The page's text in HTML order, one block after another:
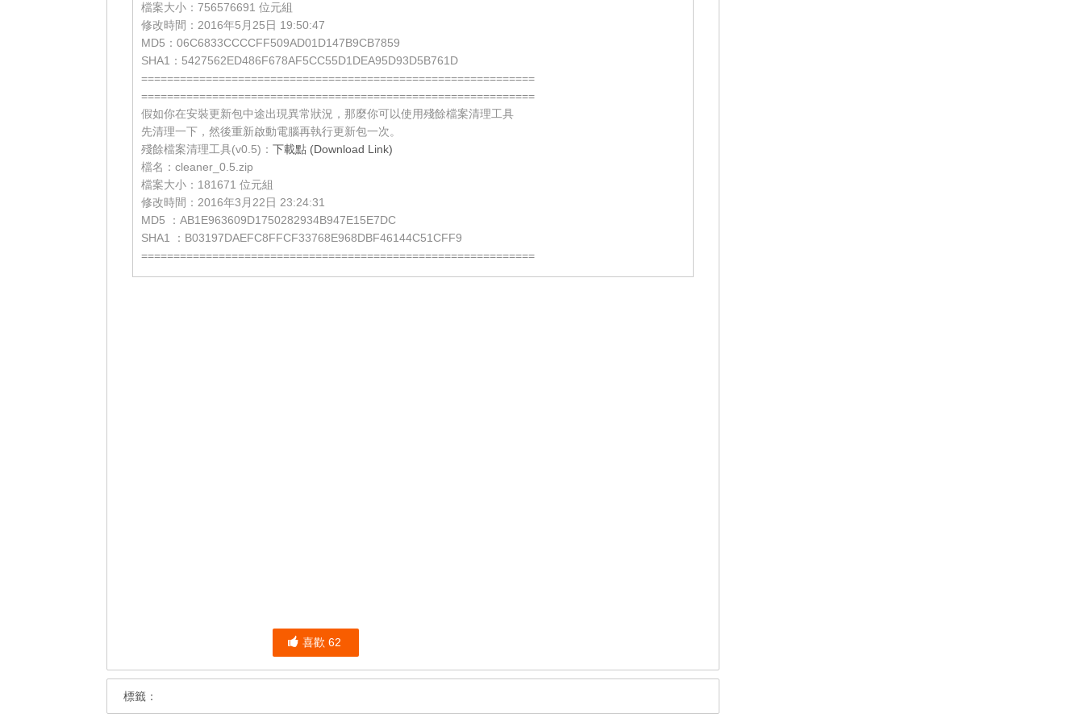
檔案大小：756576691 位元組
修改時間：2016年5月25日 19:50:47
MD5：06C6833CCCCFF509AD01D147B9CB7859
SHA1：5427562ED486F678AF5CC55D1DEA95D93D5B761D
=============================================================
=============================================================
假如你在安裝更新包中途出現異常狀況，那麼你可以使用殘餘檔案清理工具
先清理一下，然後重新啟動電腦再執行更新包一次。
殘餘檔案清理工具(v0.5)： 下載點 (Download Link)
檔名：cleaner_0.5.zip
檔案大小：181671 位元組
修改時間：2016年3月22日 23:24:31
MD5 ：AB1E963609D1750282934B947E15E7DC
SHA1 ：B03197DAEFC8FFCF33768E968DBF46144C51CFF9
=============================================================
喜歡 62
標籤：